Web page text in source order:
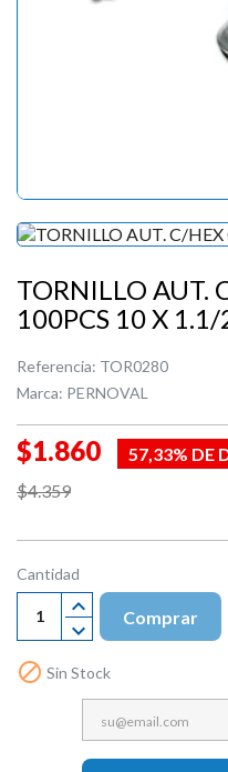
TORNILLO AUT.
100PCS 10 X 1.1/
Referencia: TOR0280
Marca: PERNOVAL
$1.860
57,33% DE
$4.359
Cantidad
Comprar
 Sin Stock